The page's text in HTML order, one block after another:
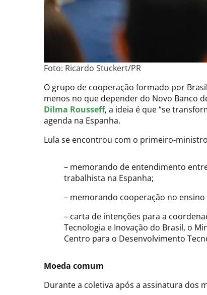
Foto: Ricardo Stuckert/PR
O grupo de cooperação formado por
menos no que depender do Novo Banco
Dilma Rousseff, a ideia é que “se
agenda na Espanha.
Lula se encontrou com o primeiro-
– memorando de entendimento
trabalhista na Espanha;
– memorando cooperação no
– carta de intenções para a
Tecnologia e Inovação do Brasil, o
Centro para o Desenvolvimento
Moeda comum
Durante a coletiva após a assinatura dos